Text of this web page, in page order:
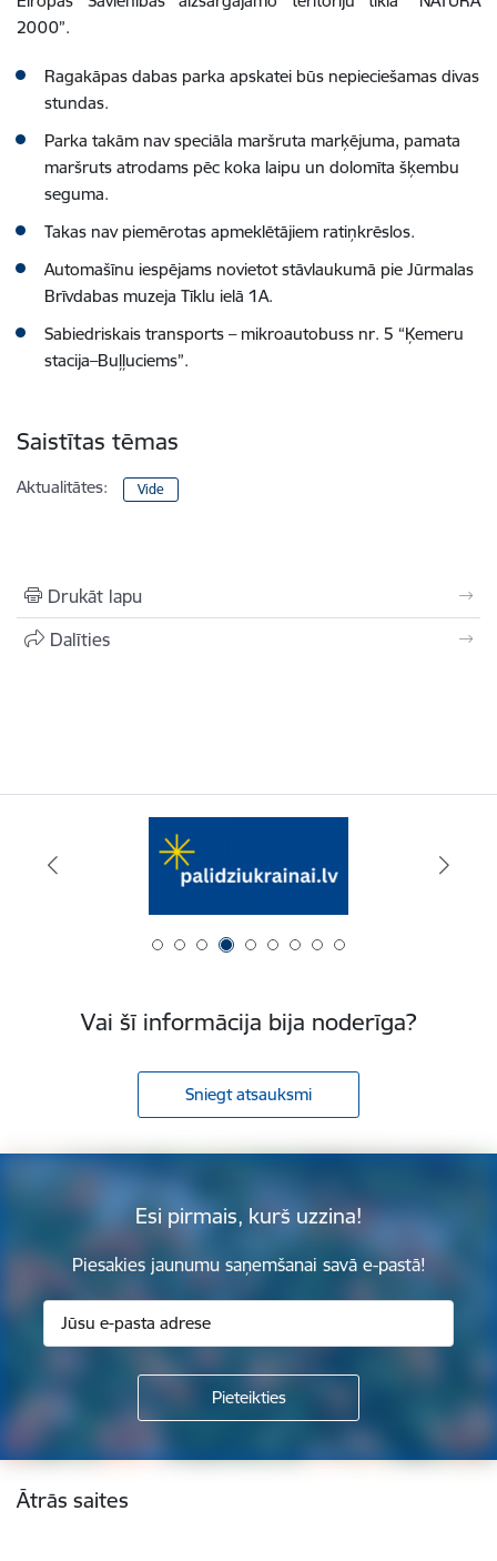
2000”.
Ragakāpas dabas parka apskatei būs nepieciešamas divas
stundas.
Parka takām nav speciāla maršruta marķējuma, pamata
maršruts atrodams pēc koka laipu un dolomīta šķembu
seguma.
Takas nav piemērotas apmeklētājiem ratiņkrēslos.
Automašīnu iespējams novietot stāvlaukumā pie Jūrmalas
Brīvdabas muzeja Tīklu ielā 1A.
Sabiedriskais transports – mikroautobuss nr. 5 “Ķemeru
stacija–Buļļuciems”.
Saistītas tēmas
Aktualitātes: Vide
Drukāt lapu
Dalīties
Vai šī informācija bija noderīga?
Sniegt atsauksmi
Esi pirmais, kurš uzzina!
Piesakies jaunumu saņemšanai savā e-pastā!
Kājene
Ātrās saites